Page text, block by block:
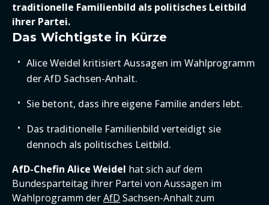
traditionelle Familienbild als politisches Leitbild
ihrer Partei.
Das Wichtigste in Kürze
Alice Weidel kritisiert Aussagen im Wahlprogramm
der AfD Sachsen-Anhalt.
Sie betont, dass ihre eigene Familie anders lebt.
Das traditionelle Familienbild verteidigt sie
dennoch als politisches Leitbild.
AfD-Chefin Alice Weidel hat sich auf dem
Bundesparteitag ihrer Partei von Aussagen im
Wahlprogramm derAfD Sachsen-Anhalt zum